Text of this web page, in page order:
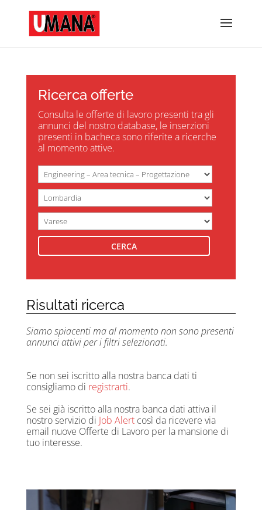
Ricerca offerte
Consulta le offerte di lavoro presenti tra gli
annunci del nostro database, le inserzioni
presenti in bacheca sono riferite a ricerche
al momento attive.
Risultati ricerca
Siamo spiacenti ma al momento non sono presenti
annunci attivi per i filtri selezionati.
Se non sei iscritto alla nostra banca dati ti
consigliamo di registrarti.
Se sei già iscritto alla nostra banca dati attiva il
nostro servizio di Job Alertcosì da ricevere via
email nuove Offerte di Lavoro per la mansione di
tuo interesse.